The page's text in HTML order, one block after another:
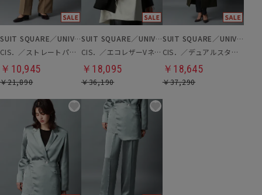
SUIT SQUARE／UNIVERSAL LANGUAGE／WHITE
CIS．／ストレートパンツ
￥10,945
￥21,890
SUIT SQUARE／UNIVERSAL LANGUAGE／WHITE
CIS．／エコレザーVネックジャケット
￥18,095
￥36,190
SUIT SQUARE／UNIVERSAL LANGUAGE／WHITE
CIS．／デュアルスタイルコートドレス
￥18,645
￥37,290